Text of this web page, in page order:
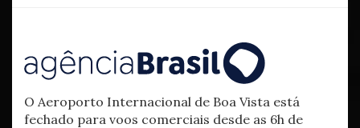
O Aeroporto Internacional de Boa Vista está
fechado para voos comerciais desde as 6h de